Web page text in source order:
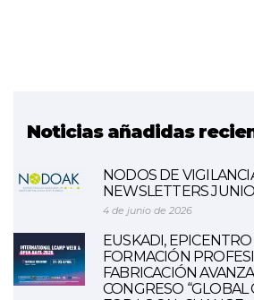
Noticias añadidas
NODOS DE
NEWSLETTERS
4 de junio de 2026
EUSKADI,
FORMACIÓN
FABRICACIÓN
CONGRESO “GLOBAL